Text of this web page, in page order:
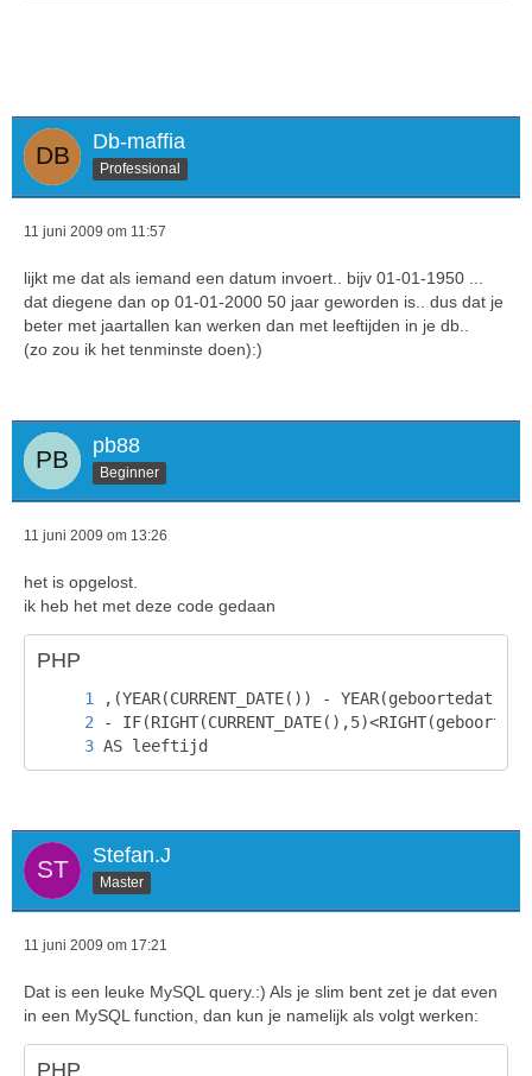
?>
Db-maffia
Professional
11 juni 2009 om 11:57
lijkt me dat als iemand een datum invoert.. bijv 01-01-1950 ...
dat diegene dan op 01-01-2000 50 jaar geworden is.. dus dat je
beter met jaartallen kan werken dan met leeftijden in je db..
(zo zou ik het tenminste doen):)
pb88
Beginner
11 juni 2009 om 13:26
het is opgelost.
ik heb het met deze code gedaan
PHP
AS leeftijd
Stefan.J
Master
11 juni 2009 om 17:21
Dat is een leuke MySQL query.:) Als je slim bent zet je dat even
in een MySQL function, dan kun je namelijk als volgt werken:
PHP